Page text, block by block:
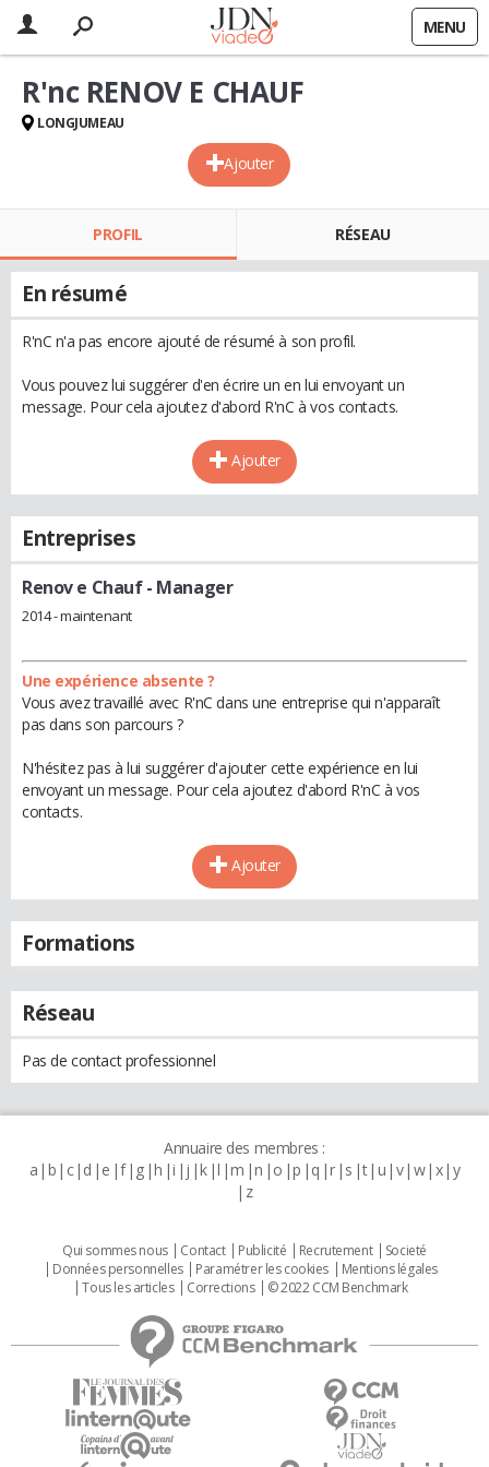
MENU
Ajouter
R'nc RENOV E CHAUF
LONGJUMEAU
PROFIL RÉSEAU
En résumé
R'nC n'a pas encore ajouté de résumé à son profil.
Vous pouvez lui suggérer d'en écrire un en lui envoyant un
message. Pour cela ajoutez d'abord R'nC à vos contacts.
Ajouter
Entreprises
Renov e Chauf- Manager
2014 - maintenant
Une expérience absente ?
Vous avez travaillé avec R'nC dans une entreprise qui n'apparaît
pas dans son parcours ?
N'hésitez pas à lui suggérer d'ajouter cette expérience en lui
envoyant un message. Pour cela ajoutez d'abord R'nC à vos
contacts.
Ajouter
Formations
Réseau
Pas de contact professionnel
Annuaire des membres :
a b c d e f g h i j k l m n o p q r s t u v w x y
z
Qui sommes nous Contact Publicité Recrutement
Societé
Données personnelles
Paramétrer les cookies
Mentions légales
Tous les articles
Corrections © 2022 CCM Benchmark